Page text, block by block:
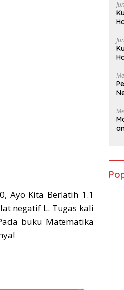
Ayo Kita Berlatih 1.1
negatif L. Tugas kali
buku Matematika